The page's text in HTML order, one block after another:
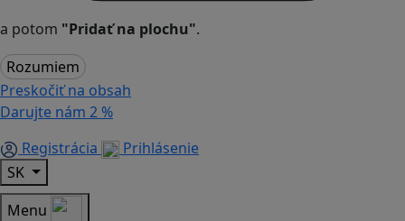
a potom "Pridať na plochu".
Rozumiem
Preskočiť na obsah
Darujte nám 2 %
Registrácia
Prihlásenie
SK
Menu